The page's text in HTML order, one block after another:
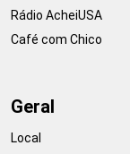
Rádio AcheiUSA
Café com Chico
Geral
Local